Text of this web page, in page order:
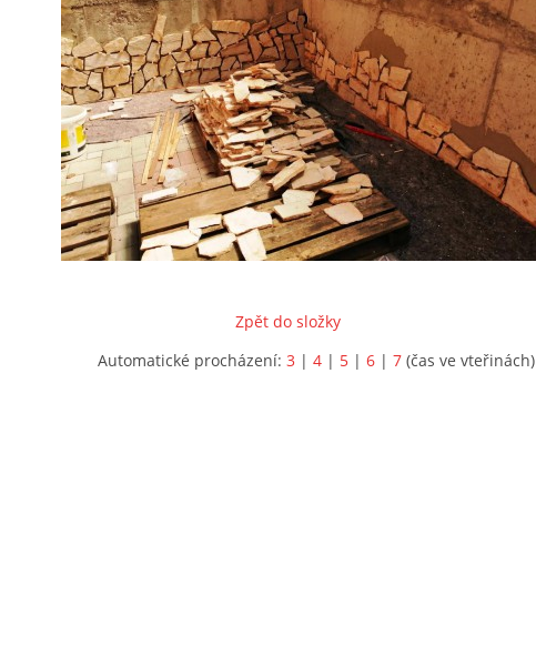
Zpět do složky
Automatické procházení: 3 | 4 | 5 | 6 | 7 (čas ve vteřinách)